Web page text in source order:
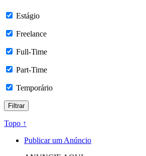
Estágio
Freelance
Full-Time
Part-Time
Temporário
Topo ↑
Publicar um Anúncio